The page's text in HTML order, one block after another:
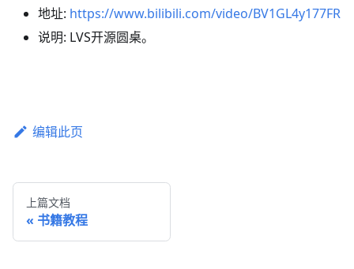
地址: https://www.bilibili.com/video/BV1GL4y177FR
说明: LVS开源圆桌。
编辑此页
上篇文档
书籍教程